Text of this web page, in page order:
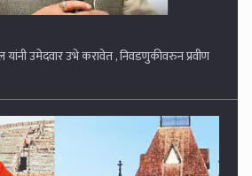
५० टक्क्यांची मर्यादा ओलांडता येते;
युक्तिवाद